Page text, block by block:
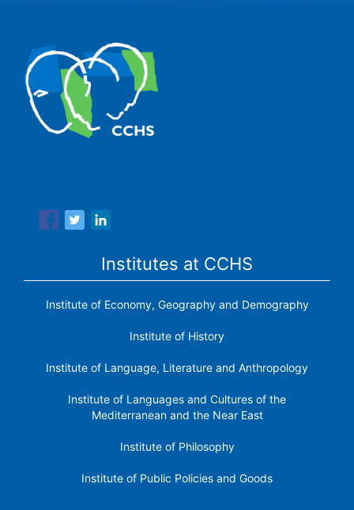
Institutes at CCHS
Institute of Economy, Geography and Demography
Institute of History
Institute of Language, Literature and Anthropology
Institute of Languages ​​and Cultures of the
Mediterranean and the Near East
Institute of Philosophy
Institute of Public Policies and Goods